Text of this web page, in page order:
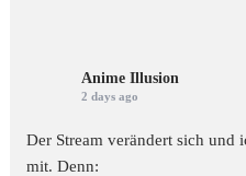
Anime Illusion
2 days ago
Der Stream verändert sich und
mit. Denn: